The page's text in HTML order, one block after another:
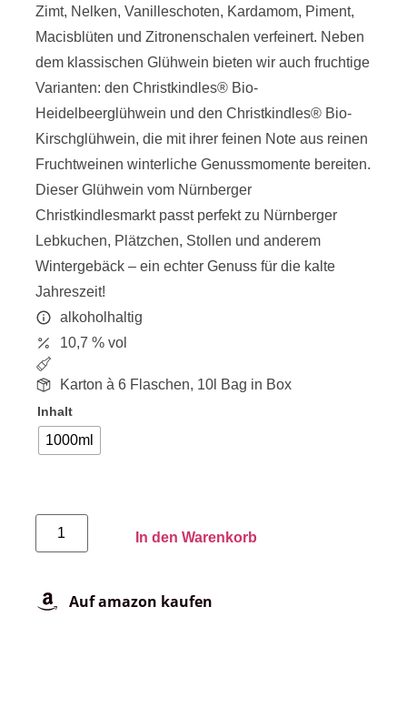
Zimt, Nelken, Vanilleschoten, Kardamom, Piment,
Macisblüten und Zitronenschalen verfeinert. Neben
dem klassischen Glühwein bieten wir auch fruchtige
Varianten: den Christkindles® Bio-
Heidelbeerglühwein und den Christkindles® Bio-
Kirschglühwein, die mit ihrer feinen Note aus reinen
Fruchtweinen winterliche Genussmomente bereiten.
Dieser Glühwein vom Nürnberger
Christkindlesmarkt passt perfekt zu Nürnberger
Lebkuchen, Plätzchen, Stollen und anderem
Wintergebäck – ein echter Genuss für die kalte
Jahreszeit!
alkoholhaltig
10,7 % vol
Karton à 6 Flaschen, 10l Bag in Box
Inhalt
1000ml
In den Warenkorb
Auf amazon kaufen